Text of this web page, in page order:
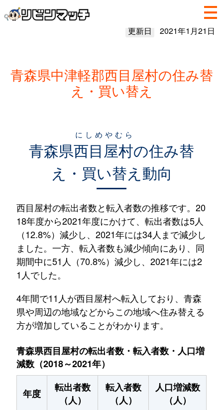
更新日 2021年1月21日
青森県中津軽郡西目屋村の住み替
え・買い替え
青森県西目屋村
にしめやむら
の住み替
え・買い替え動向
西目屋村の転出者数と転入者数の推移です。20
18年度から2021年度にかけて、転出者数は5人
（12.8%）減少し、2021年には34人まで減少し
ました。一方、転入者数も減少傾向にあり、同
期間中に51人（70.8%）減少し、2021年には2
1人でした。
4年間で11人が西目屋村へ転入しており、青森
県や周辺の地域などからこの地域へ住み替える
方が増加していることがわかります。
青森県西目屋村の転出者数・転入者数・人口増
減数（2018～2021年）
年度
転出者数
（人）
転入者数
（人）
人口増減数
（人）